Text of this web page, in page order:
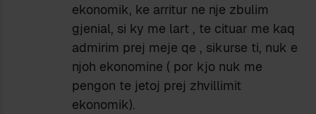
ekonomik, ke arritur ne nje zbulim
gjenial, si ky me lart , te cituar me kaq
admirim prej meje qe , sikurse ti, nuk e
njoh ekonomine ( por kjo nuk me
pengon te jetoj prej zhvillimit
ekonomik).